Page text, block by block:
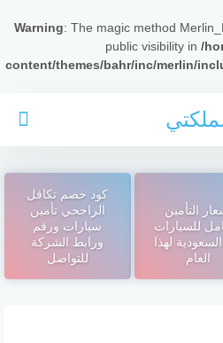
Warning: The magic method
public visibility in /
content/themes/bahr/inc/merlin/
التأمين
للسيارات
لهذا
العام
كود خصم تكافل
الراجحي تأمين
سيارات ورقم
ورابط الشركة
للتواصل